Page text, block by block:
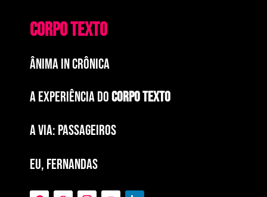
CORPO TEXTO
ÂNIMA IN CRÔNICA
A EXPERIÊNCIA DOCORPO TEXTO
a via: paSSAGEIROS
EU, FERNANDAS